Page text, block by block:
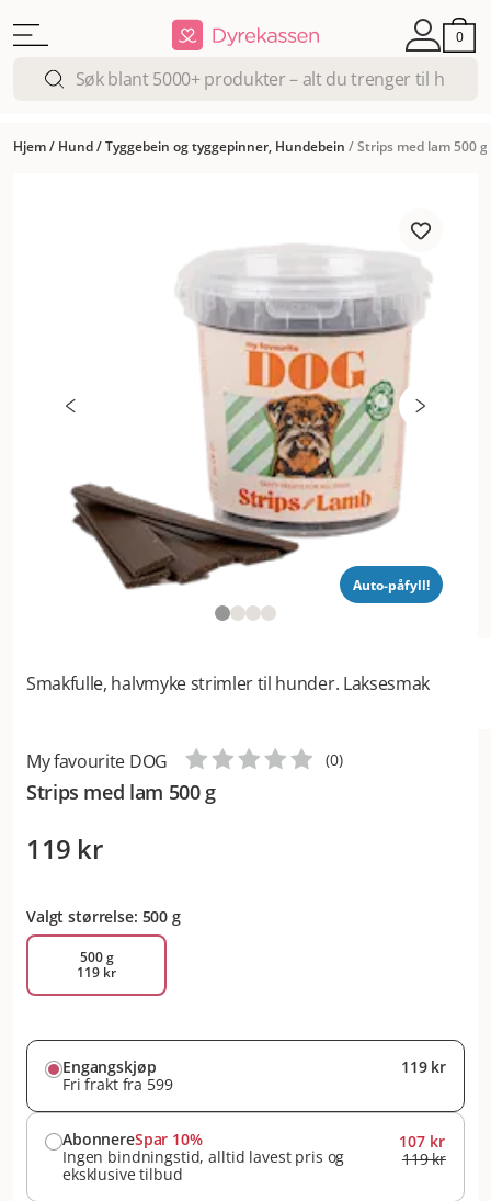
0
Hjem/ Hund/Tyggebein og tyggepinner, Hundebein /Strips med lam 500 g
Auto-påfyll!
Smakfulle, halvmyke strimler til hunder. Laksesmak
My favourite DOG
Strips med lam 500 g
(0)
119 kr
Valgt størrelse: 500 g
500 g
119 kr
Engangskjøp
Fri frakt fra 599
119 kr
AbonnereSpar 10%
Ingen bindningstid, alltid lavest pris og
eksklusive tilbud
107 kr
119 kr